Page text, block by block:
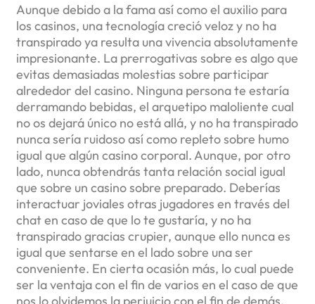
Aunque debido a la fama así­ como el auxilio para
los casinos, una tecnología creció veloz y no ha
transpirado ya resulta una vivencia absolutamente
impresionante. La prerrogativas sobre es algo que
evitas demasiadas molestias sobre participar
alrededor del casino. Ninguna persona te estaría
derramando bebidas, el arquetipo maloliente cual
no os dejará único no está allá, y no ha transpirado
nunca serí­a ruidoso así­ como repleto sobre humo
igual que algún casino corporal. Aunque, por otro
lado, nunca obtendrás tanta relación social igual
que sobre un casino sobre preparado. Deberías
interactuar joviales otras jugadores en través del
chat en caso de que lo te gustaría, y no ha
transpirado gracias crupier, aunque ello nunca es
igual que sentarse en el lado sobre una ser
conveniente. En cierta ocasión más, lo cual puede
ser la ventaja con el fin de varios en el caso de que
nos lo olvidemos la perjuicio con el fin de demás,